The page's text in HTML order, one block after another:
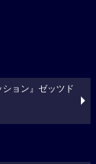
ション』ゼッツド